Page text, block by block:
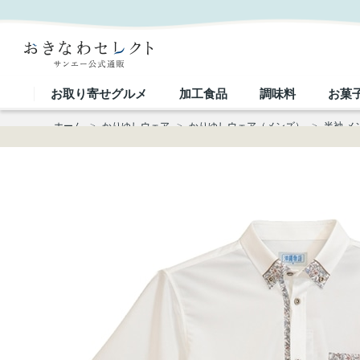
お取り寄せグルメ 加工食品 調味料 お菓
ホーム > かりゆしウェア > かりゆしウェア（メンズ） > 半袖 メ